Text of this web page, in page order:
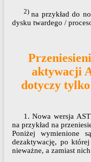
2) na przykład do
dysku twardego /
aktywacji
dotyczy
1. Nowa wersja
na przykład na
Poniżej wymienione
dezaktywację, po
nieważne, a zamiast